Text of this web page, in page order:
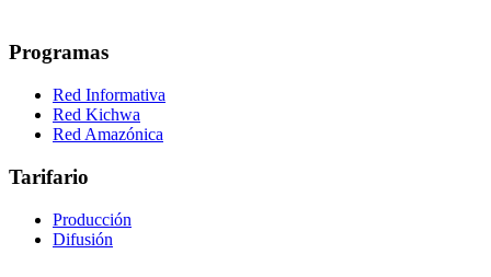
Programas
Red Informativa
Red Kichwa
Red Amazónica
Tarifario
Producción
Difusión